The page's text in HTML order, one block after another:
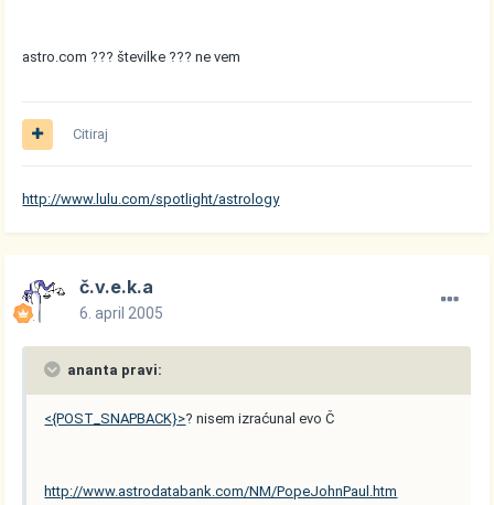
astro.com ??? številke ??? ne vem
Citiraj
http://www.lulu.com/spotlight/astrology
č.v.e.k.a
6. april 2005
ananta pravi:
<{POST_SNAPBACK}>? nisem izraćunal evo Č
http://www.astrodatabank.com/NM/PopeJohnPaul.htm